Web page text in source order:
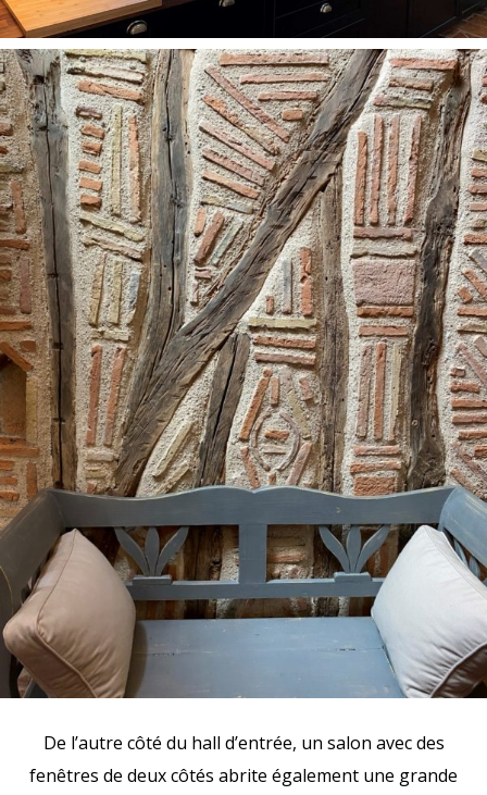
De l’autre côté du hall d’entrée, un salon avec des
fenêtres de deux côtés abrite également une grande